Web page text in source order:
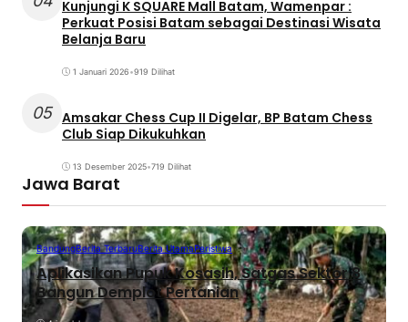
Kunjungi K SQUARE Mall Batam, Wamenpar :
Perkuat Posisi Batam sebagai Destinasi Wisata
Belanja Baru
1 Januari 2026•919 Dilihat
05 Amsakar Chess Cup II Digelar, BP Batam Chess
Club Siap Dikukuhkan
13 Desember 2025•719 Dilihat
Jawa Barat
BandungBerita TerbaruBerita UtamaPeristiwa
Aplikasikan Pupuk Kosasih, Satgas Sektor 8
Bangun Demplot Pertanian